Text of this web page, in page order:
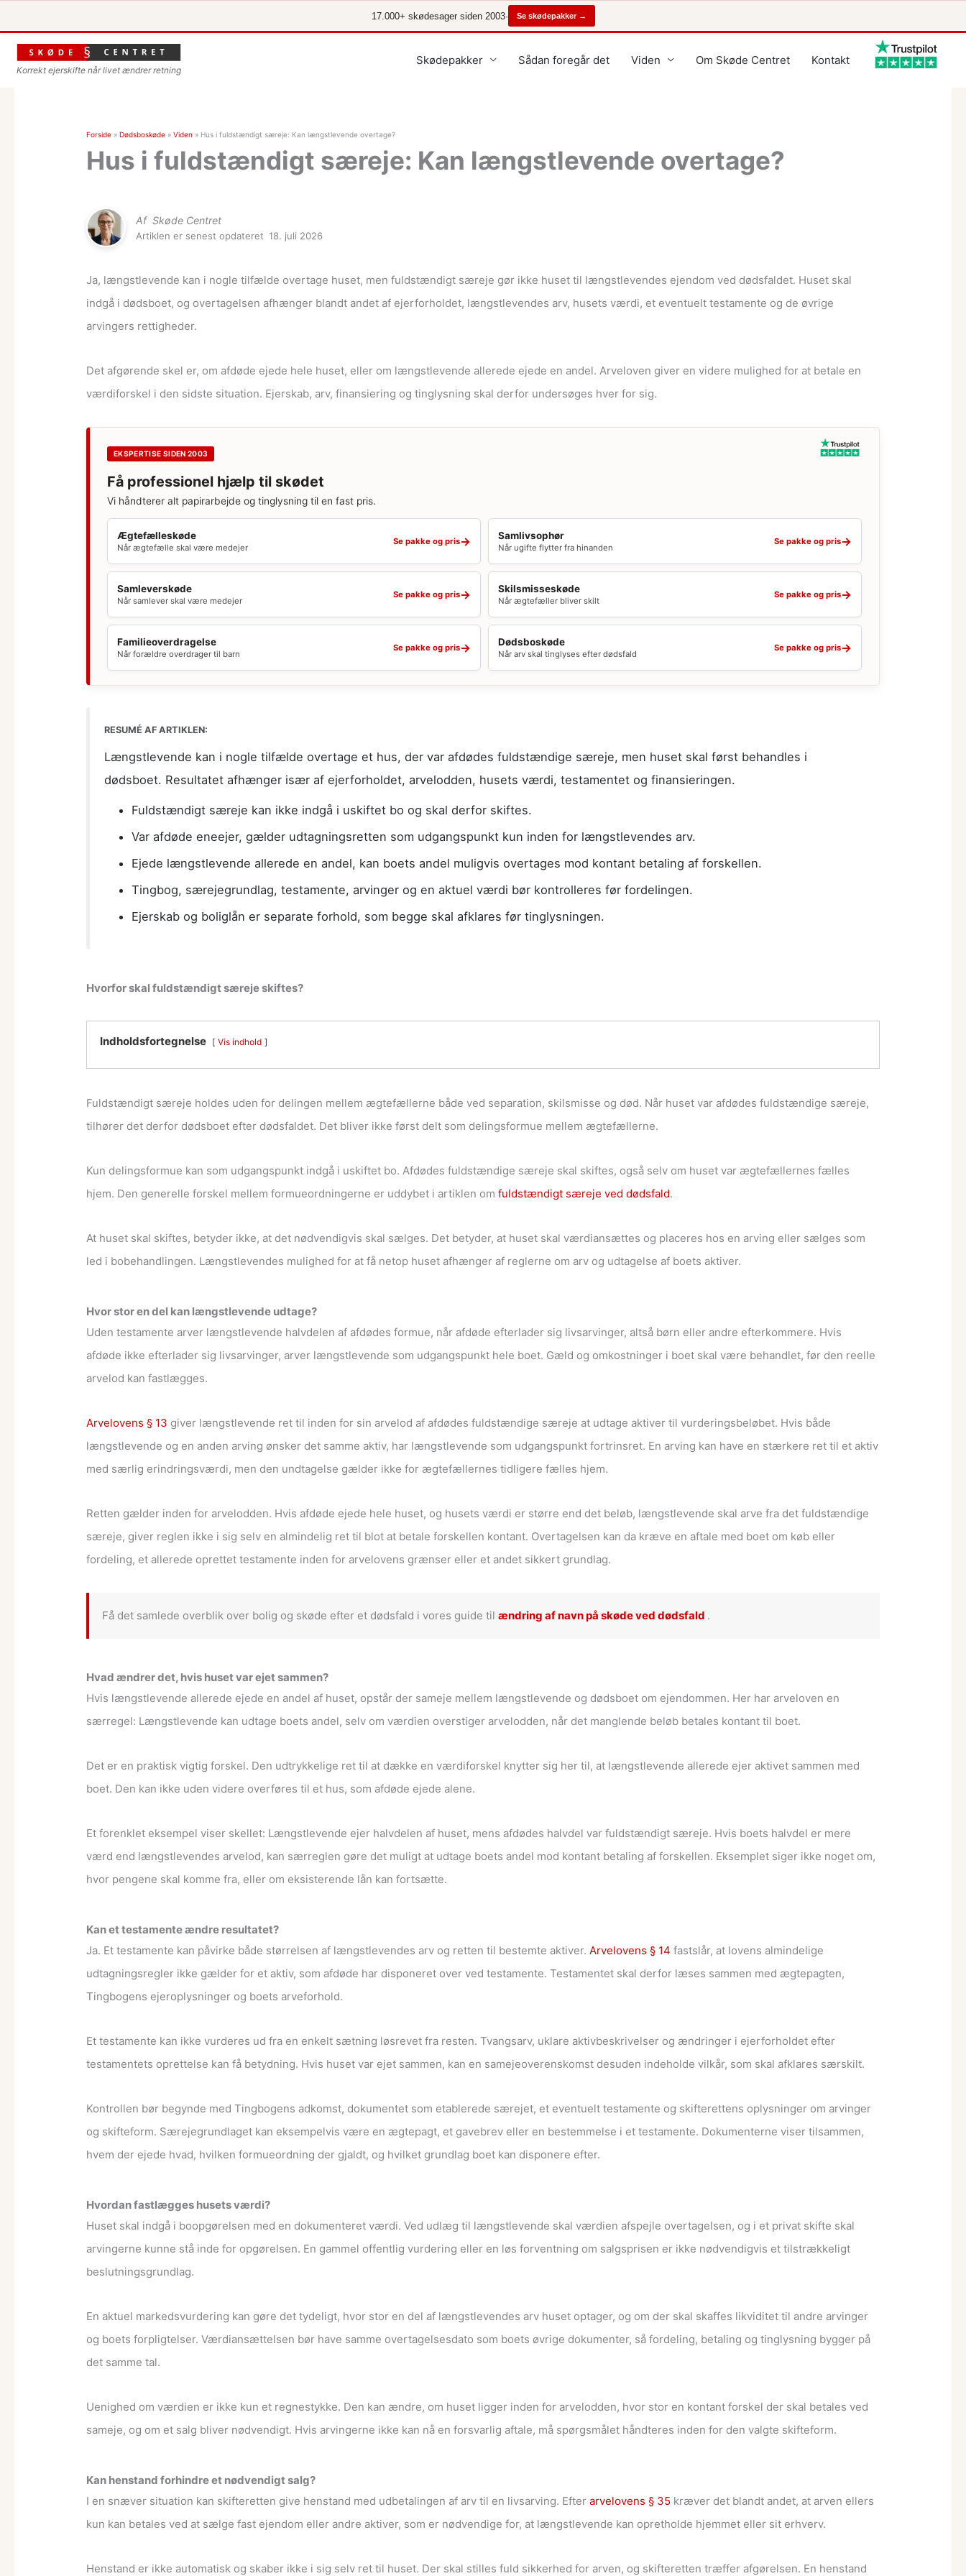
17.000+ skødesager siden 2003· Se skødepakker →
Korrekt ejerskifte når livet ændrer retning
Skødepakker Sådan foregår det Viden Om Skøde Centret Kontakt
Forside »Dødsboskøde »Viden » Hus i fuldstændigt særeje: Kan længstlevende overtage?
Hus i fuldstændigt særeje: Kan længstlevende overtage?
Af Skøde Centret
Artiklen er senest opdateret 18. juli 2026
Ja, længstlevende kan i nogle tilfælde overtage huset, men fuldstændigt særeje gør ikke huset til længstlevendes ejendom ved dødsfaldet. Huset skal
indgå i dødsboet, og overtagelsen afhænger blandt andet af ejerforholdet, længstlevendes arv, husets værdi, et eventuelt testamente og de øvrige
arvingers rettigheder.
Det afgørende skel er, om afdøde ejede hele huset, eller om længstlevende allerede ejede en andel. Arveloven giver en videre mulighed for at betale en
værdiforskel i den sidste situation. Ejerskab, arv, finansiering og tinglysning skal derfor undersøges hver for sig.
EKSPERTISE SIDEN 2003
Få professionel hjælp til skødet
Vi håndterer alt papirarbejde og tinglysning til en fast pris.
Ægtefælleskøde
Når ægtefælle skal være medejer
Se pakke og pris→ Samlivsophør
Når ugifte flytter fra hinanden
Se pakke og pris→
Samleverskøde
Når samlever skal være medejer
Se pakke og pris→ Skilsmisseskøde
Når ægtefæller bliver skilt
Se pakke og pris→
Familieoverdragelse
Når forældre overdrager til barn
Se pakke og pris→ Dødsboskøde
Når arv skal tinglyses efter dødsfald
Se pakke og pris→
RESUMÉ AF ARTIKLEN:
Længstlevende kan i nogle tilfælde overtage et hus, der var afdødes fuldstændige særeje, men huset skal først behandles i
dødsboet. Resultatet afhænger især af ejerforholdet, arvelodden, husets værdi, testamentet og finansieringen.
Fuldstændigt særeje kan ikke indgå i uskiftet bo og skal derfor skiftes.
Var afdøde eneejer, gælder udtagningsretten som udgangspunkt kun inden for længstlevendes arv.
Ejede længstlevende allerede en andel, kan boets andel muligvis overtages mod kontant betaling af forskellen.
Tingbog, særejegrundlag, testamente, arvinger og en aktuel værdi bør kontrolleres før fordelingen.
Ejerskab og boliglån er separate forhold, som begge skal afklares før tinglysningen.
Hvorfor skal fuldstændigt særeje skiftes?
Indholdsfortegnelse Vis indhold
Fuldstændigt særeje holdes uden for delingen mellem ægtefællerne både ved separation, skilsmisse og død. Når huset var afdødes fuldstændige særeje,
tilhører det derfor dødsboet efter dødsfaldet. Det bliver ikke først delt som delingsformue mellem ægtefællerne.
Kun delingsformue kan som udgangspunkt indgå i uskiftet bo. Afdødes fuldstændige særeje skal skiftes, også selv om huset var ægtefællernes fælles
hjem. Den generelle forskel mellem formueordningerne er uddybet i artiklen omfuldstændigt særeje ved dødsfald.
At huset skal skiftes, betyder ikke, at det nødvendigvis skal sælges. Det betyder, at huset skal værdiansættes og placeres hos en arving eller sælges som
led i bobehandlingen. Længstlevendes mulighed for at få netop huset afhænger af reglerne om arv og udtagelse af boets aktiver.
Hvor stor en del kan længstlevende udtage?
Uden testamente arver længstlevende halvdelen af afdødes formue, når afdøde efterlader sig livsarvinger, altså børn eller andre efterkommere. Hvis
afdøde ikke efterlader sig livsarvinger, arver længstlevende som udgangspunkt hele boet. Gæld og omkostninger i boet skal være behandlet, før den reelle
arvelod kan fastlægges.
Arvelovens § 13 giver længstlevende ret til inden for sin arvelod af afdødes fuldstændige særeje at udtage aktiver til vurderingsbeløbet. Hvis både
længstlevende og en anden arving ønsker det samme aktiv, har længstlevende som udgangspunkt fortrinsret. En arving kan have en stærkere ret til et aktiv
med særlig erindringsværdi, men den undtagelse gælder ikke for ægtefællernes tidligere fælles hjem.
Retten gælder inden for arvelodden. Hvis afdøde ejede hele huset, og husets værdi er større end det beløb, længstlevende skal arve fra det fuldstændige
særeje, giver reglen ikke i sig selv en almindelig ret til blot at betale forskellen kontant. Overtagelsen kan da kræve en aftale med boet om køb eller
fordeling, et allerede oprettet testamente inden for arvelovens grænser eller et andet sikkert grundlag.
Få det samlede overblik over bolig og skøde efter et dødsfald i vores guide tilændring af navn på skøde ved dødsfald .
Hvad ændrer det, hvis huset var ejet sammen?
Hvis længstlevende allerede ejede en andel af huset, opstår der sameje mellem længstlevende og dødsboet om ejendommen. Her har arveloven en
særregel: Længstlevende kan udtage boets andel, selv om værdien overstiger arvelodden, når det manglende beløb betales kontant til boet.
Det er en praktisk vigtig forskel. Den udtrykkelige ret til at dække en værdiforskel knytter sig her til, at længstlevende allerede ejer aktivet sammen med
boet. Den kan ikke uden videre overføres til et hus, som afdøde ejede alene.
Et forenklet eksempel viser skellet: Længstlevende ejer halvdelen af huset, mens afdødes halvdel var fuldstændigt særeje. Hvis boets halvdel er mere
værd end længstlevendes arvelod, kan særreglen gøre det muligt at udtage boets andel mod kontant betaling af forskellen. Eksemplet siger ikke noget om,
hvor pengene skal komme fra, eller om eksisterende lån kan fortsætte.
Kan et testamente ændre resultatet?
Ja. Et testamente kan påvirke både størrelsen af længstlevendes arv og retten til bestemte aktiver.Arvelovens § 14 fastslår, at lovens almindelige
udtagningsregler ikke gælder for et aktiv, som afdøde har disponeret over ved testamente. Testamentet skal derfor læses sammen med ægtepagten,
Tingbogens ejeroplysninger og boets arveforhold.
Et testamente kan ikke vurderes ud fra en enkelt sætning løsrevet fra resten. Tvangsarv, uklare aktivbeskrivelser og ændringer i ejerforholdet efter
testamentets oprettelse kan få betydning. Hvis huset var ejet sammen, kan en samejeoverenskomst desuden indeholde vilkår, som skal afklares særskilt.
Kontrollen bør begynde med Tingbogens adkomst, dokumentet som etablerede særejet, et eventuelt testamente og skifterettens oplysninger om arvinger
og skifteform. Særejegrundlaget kan eksempelvis være en ægtepagt, et gavebrev eller en bestemmelse i et testamente. Dokumenterne viser tilsammen,
hvem der ejede hvad, hvilken formueordning der gjaldt, og hvilket grundlag boet kan disponere efter.
Hvordan fastlægges husets værdi?
Huset skal indgå i boopgørelsen med en dokumenteret værdi. Ved udlæg til længstlevende skal værdien afspejle overtagelsen, og i et privat skifte skal
arvingerne kunne stå inde for opgørelsen. En gammel offentlig vurdering eller en løs forventning om salgsprisen er ikke nødvendigvis et tilstrækkeligt
beslutningsgrundlag.
En aktuel markedsvurdering kan gøre det tydeligt, hvor stor en del af længstlevendes arv huset optager, og om der skal skaffes likviditet til andre arvinger
og boets forpligtelser. Værdiansættelsen bør have samme overtagelsesdato som boets øvrige dokumenter, så fordeling, betaling og tinglysning bygger på
det samme tal.
Uenighed om værdien er ikke kun et regnestykke. Den kan ændre, om huset ligger inden for arvelodden, hvor stor en kontant forskel der skal betales ved
sameje, og om et salg bliver nødvendigt. Hvis arvingerne ikke kan nå en forsvarlig aftale, må spørgsmålet håndteres inden for den valgte skifteform.
Kan henstand forhindre et nødvendigt salg?
I en snæver situation kan skifteretten give henstand med udbetalingen af arv til en livsarving. Efterarvelovens § 35 kræver det blandt andet, at arven ellers
kun kan betales ved at sælge fast ejendom eller andre aktiver, som er nødvendige for, at længstlevende kan opretholde hjemmet eller sit erhverv.
Henstand er ikke automatisk og skaber ikke i sig selv ret til huset. Der skal stilles fuld sikkerhed for arven, og skifteretten træffer afgørelsen. En henstand